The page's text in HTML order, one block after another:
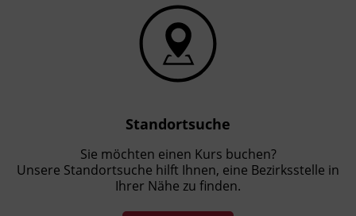
Standortsuche
Sie möchten einen Kurs buchen?
Unsere Standortsuche hilft Ihnen, eine Bezirksstelle in
Ihrer Nähe zu finden.